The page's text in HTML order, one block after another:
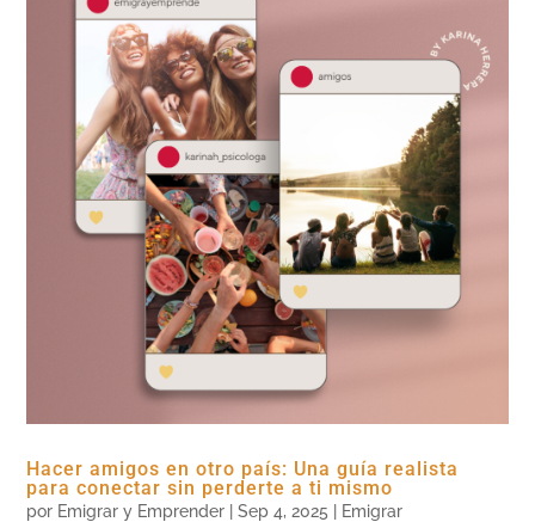
Hacer amigos en otro país: Una guía realista
para conectar sin perderte a ti mismo
por Emigrar y Emprender |Sep 4, 2025 Emigrar